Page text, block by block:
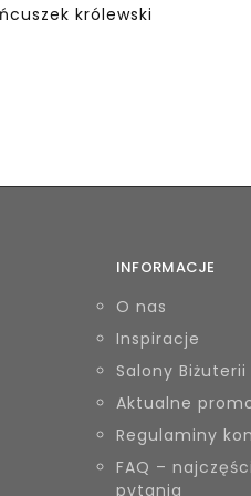
królewski
INFORMACJE
O nas
Inspiracje
Salony Biżuterii
Aktualne
Regulaminy
FAQ –
pytania